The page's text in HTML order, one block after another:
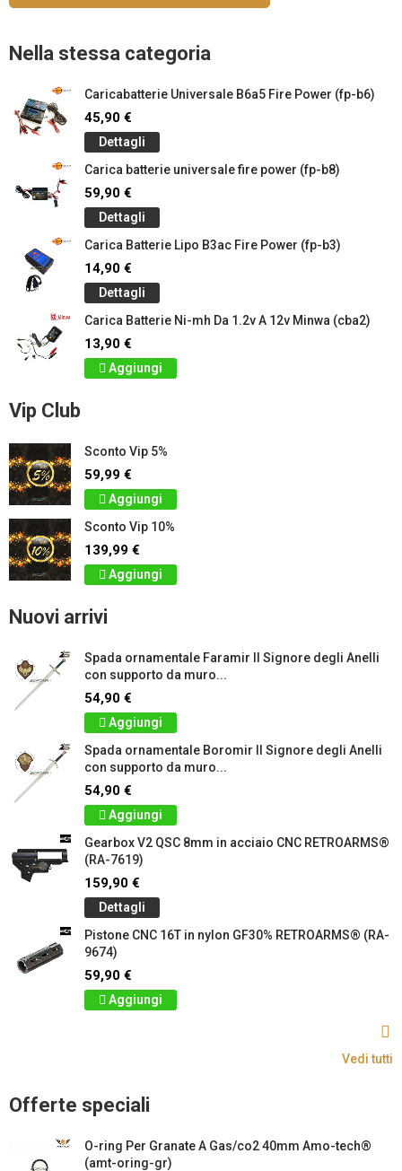
Nella stessa categoria
Caricabatterie Universale B6a5 Fire Power (fp-b6)
45,90 €
Dettagli
Carica batterie universale fire power (fp-b8)
59,90 €
Dettagli
Carica Batterie Lipo B3ac Fire Power (fp-b3)
14,90 €
Dettagli
Carica Batterie Ni-mh Da 1.2v A 12v Minwa (cba2)
13,90 €
Aggiungi
Vip Club
Sconto Vip 5%
59,99 €
Aggiungi
Sconto Vip 10%
139,99 €
Aggiungi
Nuovi arrivi
Spada ornamentale Faramir Il Signore degli Anelli
con supporto da muro...
54,90 €
Aggiungi
Spada ornamentale Boromir Il Signore degli Anelli
con supporto da muro...
54,90 €
Aggiungi
Gearbox V2 QSC 8mm in acciaio CNC RETROARMS®
(RA-7619)
159,90 €
Dettagli
Pistone CNC 16T in nylon GF30% RETROARMS® (RA-
9674)
59,90 €
Aggiungi
Vedi tutti
Offerte speciali
O-ring Per Granate A Gas/co2 40mm Amo-tech®
(amt-oring-gr)